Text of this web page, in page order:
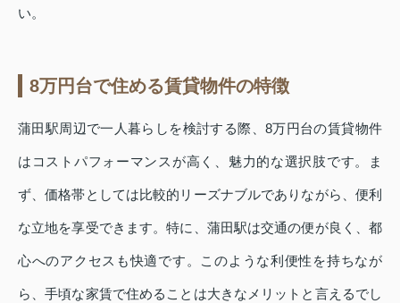
い。
8万円台で住める賃貸物件の特徴
蒲田駅周辺で一人暮らしを検討する際、8万円台の賃貸物件
はコストパフォーマンスが高く、魅力的な選択肢です。ま
ず、価格帯としては比較的リーズナブルでありながら、便利
な立地を享受できます。特に、蒲田駅は交通の便が良く、都
心へのアクセスも快適です。このような利便性を持ちなが
ら、手頃な家賃で住めることは大きなメリットと言えるでし